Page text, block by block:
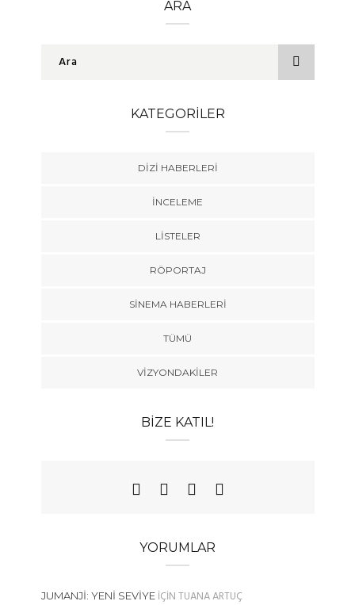
ARA
KATEGORILER
DIZI HABERLERI
İNCELEME
LISTELER
RÖPORTAJ
SINEMA HABERLERI
TÜMÜ
VIZYONDAKILER
BIZE KATIL!
YORUMLAR
JUMANJI: YENI SEVIYEIÇINTUANA ARTUÇ